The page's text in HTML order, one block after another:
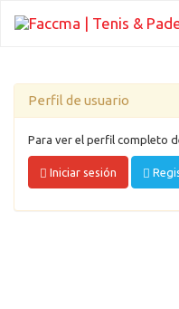
Perfil de usuario
Para ver el perfil completo
Iniciar sesión